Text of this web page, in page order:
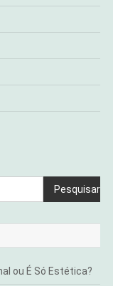
Pesquisar
ou É Só Estética?